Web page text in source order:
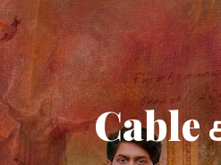
Skip to main
Cable